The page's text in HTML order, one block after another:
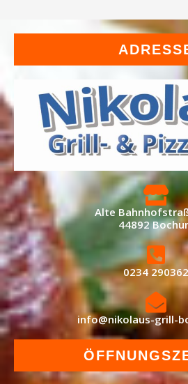
Alte
44892
0234 290362
info@nikolaus-grill-